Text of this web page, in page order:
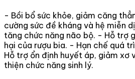
- Bồi bổ sức khỏe, giảm căng
cường sức đề kháng và hệ miễn
tăng chức năng não bộ. - Hỗ trợ
hại của rượu bia. - Hạn chế quá
Hỗ trợ ổn định huyết áp, giảm xơ
thiện chức năng sinh lý.